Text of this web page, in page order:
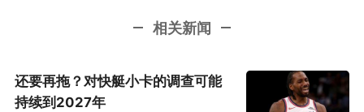
量过一起训练的事情。”
秀班巴得到7分5篮板。你可以感觉到，初入联盟
相关新闻
还要再拖？对快艇小卡的调查可能
持续到2027年